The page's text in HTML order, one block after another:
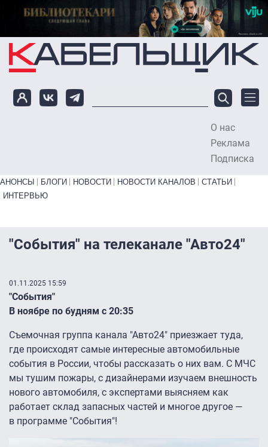
Перейти к основному содержанию
О нас
Реклама
Подписка
Primary links bottom
АНОНСЫ БЛОГИ НОВОСТИ НОВОСТИ КАНАЛОВ
СТАТЬИ
ИНТЕРВЬЮ
"События" на телеканале "Авто24″
01.11.2025 15:59
"События"
В ноябре по будням с 20:35
Съемочная группа канала "Авто24″ приезжает туда,
где происходят самые интересные автомобильные
события в России, чтобы рассказать о них вам. С МЧС
мы тушим пожары, с дизайнерами изучаем внешность
нового автомобиля, с экспертами выясняем как
работает склад запасных частей и многое другое —
в программе "События"!